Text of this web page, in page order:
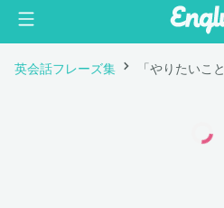
英会話フレーズ集